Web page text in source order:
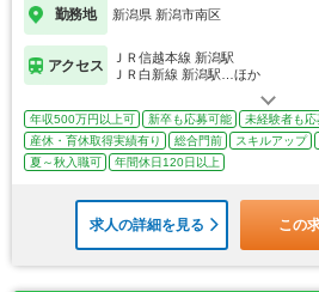
勤務地 新潟県 新潟市南区
アクセス
ＪＲ信越本線 新潟駅
ＪＲ白新線 新潟駅…ほか
年収500万円以上可 新卒も応募可能 未経験者も応
産休・育休取得実績有り
総合門前 スキルアップ
夏～秋入職可
年間休日120日以上
求人の詳細を見る この